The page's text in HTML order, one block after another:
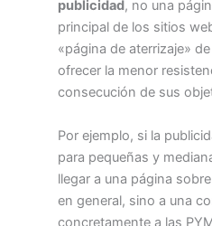
publicidad, no una
principal de los sitios
«página de aterrizaje»
ofrecer la menor
consecución de sus
Por ejemplo, si la
para pequeñas y
llegar a una página
en general, sino a una